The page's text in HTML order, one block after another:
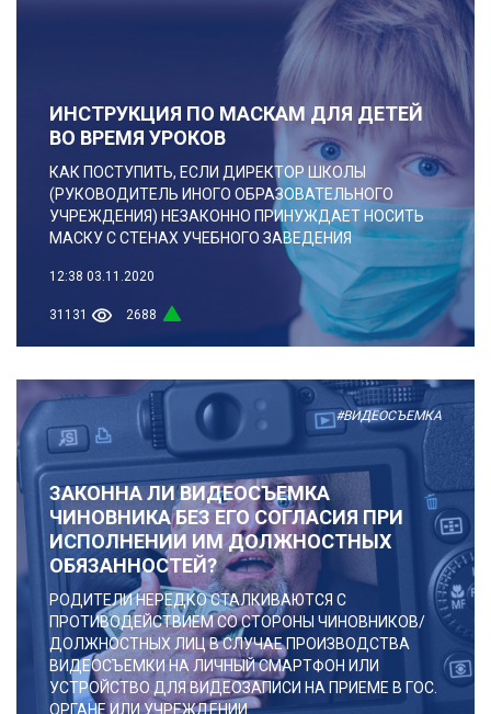
ИНСТРУКЦИЯ ПО МАСКАМ ДЛЯ ДЕТЕЙ
ВО ВРЕМЯ УРОКОВ
КАК ПОСТУПИТЬ, ЕСЛИ ДИРЕКТОР ШКОЛЫ
(РУКОВОДИТЕЛЬ ИНОГО ОБРАЗОВАТЕЛЬНОГО
УЧРЕЖДЕНИЯ) НЕЗАКОННО ПРИНУЖДАЕТ НОСИТЬ
МАСКУ С СТЕНАХ УЧЕБНОГО ЗАВЕДЕНИЯ
12:38 03.11.2020
31131 2688
#ВИДЕОСЪЕМКА
ЗАКОННА ЛИ ВИДЕОСЪЕМКА
ЧИНОВНИКА БЕЗ ЕГО СОГЛАСИЯ ПРИ
ИСПОЛНЕНИИ ИМ ДОЛЖНОСТНЫХ
ОБЯЗАННОСТЕЙ?
РОДИТЕЛИ НЕРЕДКО СТАЛКИВАЮТСЯ С
ПРОТИВОДЕЙСТВИЕМ СО СТОРОНЫ ЧИНОВНИКОВ/
ДОЛЖНОСТНЫХ ЛИЦ В СЛУЧАЕ ПРОИЗВОДСТВА
ВИДЕОСЪЕМКИ НА ЛИЧНЫЙ СМАРТФОН ИЛИ
УСТРОЙСТВО ДЛЯ ВИДЕОЗАПИСИ НА ПРИЕМЕ В ГОС.
ОРГАНЕ ИЛИ УЧРЕЖДЕНИИ.